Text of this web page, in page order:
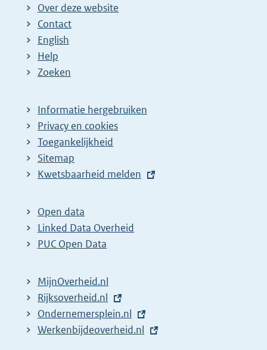
Over deze website
Contact
English
Help
Zoeken
Informatie hergebruiken
Privacy en cookies
Toegankelijkheid
Sitemap
E
t
e
r
l
i
n
k
Kwetsbaarheid melden
Open data
Linked Data Overheid
PUC Open Data
MijnOverheid.nl
E
x
t
Rijksoverheid.nl
E
x
Ondernemersplein.nl
E
Werkenbijdeoverheid.nl